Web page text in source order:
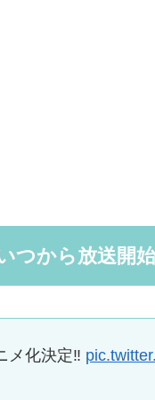
つから放送開
メ化決定‼️